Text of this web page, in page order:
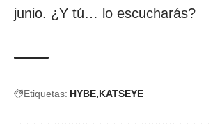
junio. ¿Y tú… lo escucharás?
Etiquetas: HYBE KATSEYE